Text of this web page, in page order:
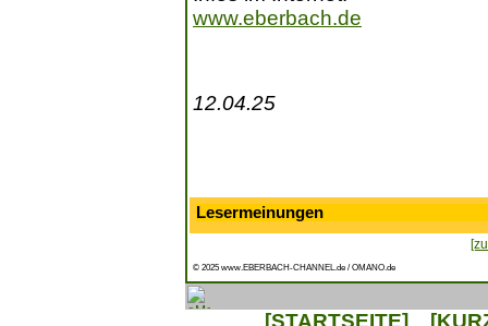
www.eberbach.de
12.04.25
Lesermeinungen
© 2025 www.EBERBACH-CHANNEL.de / OMANO.de
[STARTSEITE]